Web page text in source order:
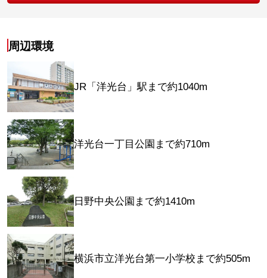
周辺環境
JR「洋光台」駅まで約1040m
洋光台一丁目公園まで約710m
日野中央公園まで約1410m
横浜市立洋光台第一小学校まで約505m